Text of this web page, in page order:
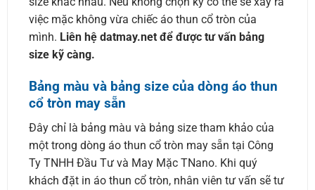
việc mặc không vừa chiếc áo thun cổ tròn của
mình. Liên hệ datmay.net để được tư vấn bảng
size kỹ càng.
Bảng màu và bảng size của dòng áo thun
cổ tròn may sẵn
Đây chỉ là bảng màu và bảng size tham khảo của
một trong dòng áo thun cổ tròn may sẵn tại Công
Ty TNHH Đầu Tư và May Mặc TNano. Khi quý
khách đặt in áo thun cổ tròn, nhân viên tư vấn sẽ tư